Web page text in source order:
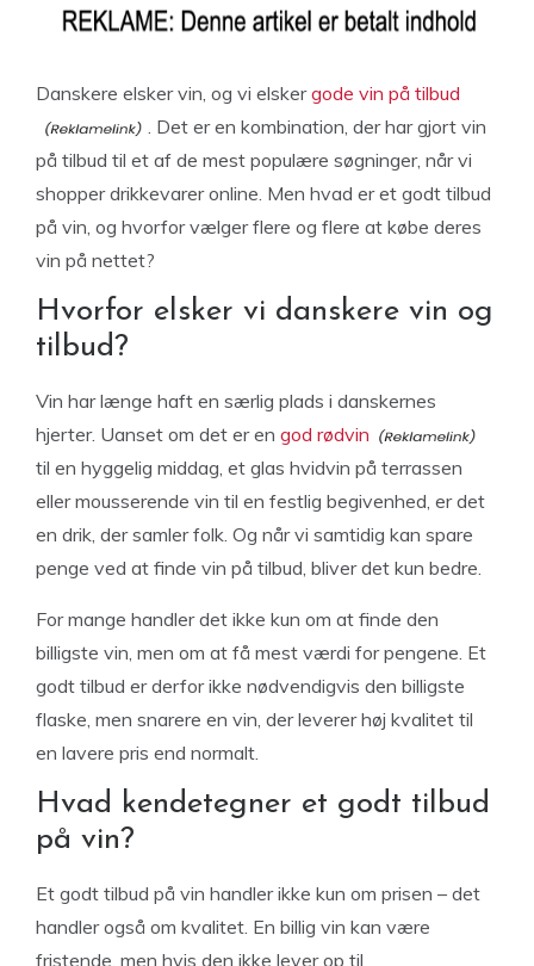
Danskere elsker vin, og vi elskergode vin på tilbud
. Det er en kombination, der har gjort vin
på tilbud til et af de mest populære søgninger, når vi
shopper drikkevarer online. Men hvad er et godt tilbud
på vin, og hvorfor vælger flere og flere at købe deres
vin på nettet?
Hvorfor elsker vi danskere vin og
tilbud?
Vin har længe haft en særlig plads i danskernes
hjerter. Uanset om det er en god rødvin
til en hyggelig middag, et glas hvidvin på terrassen
eller mousserende vin til en festlig begivenhed, er det
en drik, der samler folk. Og når vi samtidig kan spare
penge ved at finde vin på tilbud, bliver det kun bedre.
For mange handler det ikke kun om at finde den
billigste vin, men om at få mest værdi for pengene. Et
godt tilbud er derfor ikke nødvendigvis den billigste
flaske, men snarere en vin, der leverer høj kvalitet til
en lavere pris end normalt.
Hvad kendetegner et godt tilbud
på vin?
Et godt tilbud på vin handler ikke kun om prisen – det
handler også om kvalitet. En billig vin kan være
fristende, men hvis den ikke lever op til